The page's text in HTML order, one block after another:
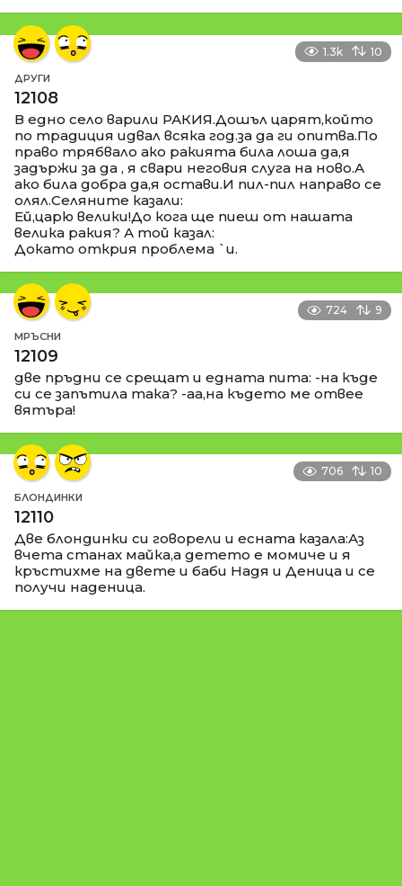
1.3k 10
ДРУГИ
12108
В едно село варили РАКИЯ.Дошъл царят,който
по традиция идвал всяка год.за да ги опитва.По
право трябвало ако ракията била лоша да,я
задържи за да , я свари неговия слуга на ново.А
ако била добра да,я остави.И пил-пил направо се
олял.Селяните казали:
Ей,царю велики!До кога ще пиеш от нашата
велика ракия? А той казал:
Докато открия проблема `и.
724 9
МРЪСНИ
12109
две пръдни се срещат и едната пита: -на къде
си се запътила така? -аа,на където ме отвее
вятъра!
706 10
БЛОНДИНКИ
12110
Две блондинки си говорели и есната казала:Аз
вчета станах майка,а детето е момиче и я
кръстихме на двете и баби Надя и Деница и се
получи наденица.